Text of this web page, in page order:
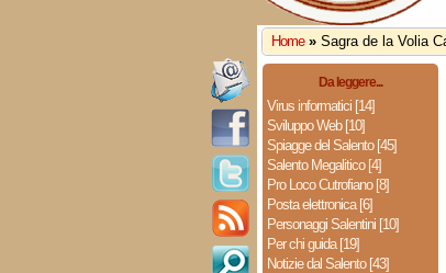
Home » Sagra de la Volia
Da leggere...
Virus informatici [14]
Sviluppo Web [10]
Spiagge del Salento [45]
Salento Megalitico [4]
Pro Loco Cutrofiano [8]
Posta elettronica [6]
Personaggi Salentini [10]
Per chi guida [19]
Notizie dal Salento [43]